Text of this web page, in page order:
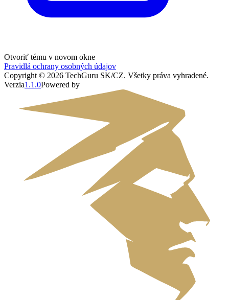
Otvoriť tému v novom okne
Pravidlá ochrany osobných údajov
Copyright © 2026 TechGuru SK/CZ. Všetky práva vyhradené.
Verzia1.1.0Powered by